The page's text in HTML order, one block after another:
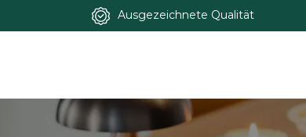
Ausgezeichnete Qualität